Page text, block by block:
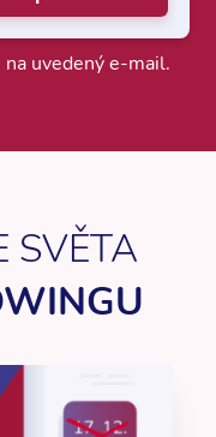
uvedený e-mail.
SVĚTA